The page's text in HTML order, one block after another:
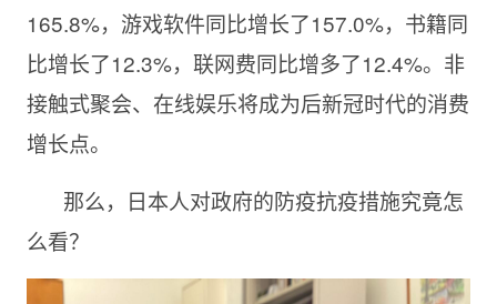
165.8%，游戏软件同比增长了157.0%，书籍同
比增长了12.3%，联网费同比增多了12.4%。非
接触式聚会、在线娱乐将成为后新冠时代的消费
增长点。
那么，日本人对政府的防疫抗疫措施究竟怎
么看？